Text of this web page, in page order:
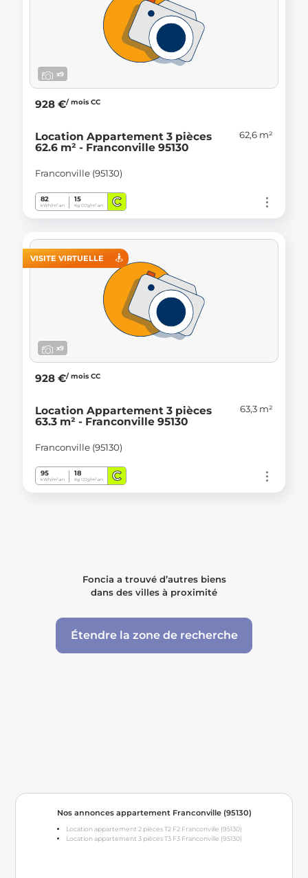
x9
928 €/ mois CC
Location Appartement 3 pièces
62.6 m² - Franconville 95130
62,6 m²
Franconville (95130)
82
kWh/m².an
15
Kg CO2/m².an C
VISITE VIRTUELLE
x9
928 €/ mois CC
Location Appartement 3 pièces
63.3 m² - Franconville 95130
63,3 m²
Franconville (95130)
95
kWh/m².an
18
Kg CO2/m².an C
Foncia a trouvé d’autres biens
dans des villes à proximité
Étendre la zone de recherche
Nos annonces appartement Franconville (95130)
Location appartement 2 pièces T2 F2 Franconville (95130)
Location appartement 3 pièces T3 F3 Franconville (95130)